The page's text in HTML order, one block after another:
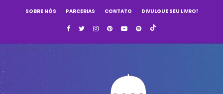
SOBRE NÓS PARCERIAS CONTATO DIVULGUE SEU LIVRO!